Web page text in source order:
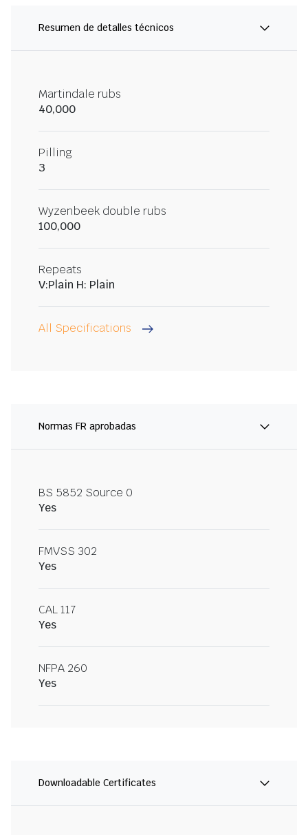
Resumen de detalles técnicos
Martindale rubs
40,000
Pilling
3
Wyzenbeek double rubs
100,000
Repeats
V:Plain H: Plain
All Specifications
Normas FR aprobadas
BS 5852 Source 0
Yes
FMVSS 302
Yes
CAL 117
Yes
NFPA 260
Yes
Downloadable Certificates